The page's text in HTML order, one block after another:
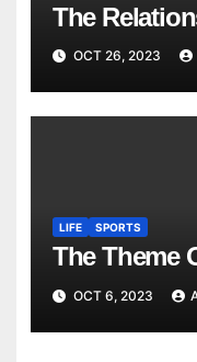
The
OCT 26, 2023
LIFE SPORTS
The Theme
OCT 6, 2023